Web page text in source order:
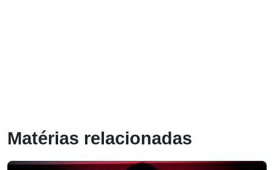
Matérias relacionadas